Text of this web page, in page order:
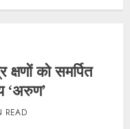
क्षणों को समर्पित
‘अरुण’
READ